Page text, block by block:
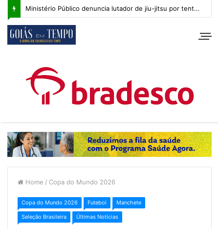
Ministério Público denuncia lutador de jiu-jitsu por tentativa de homicídio contra adolescente em Goiânia
Home / Copa do Mundo 2026
Copa do Mundo 2026 Futebol Manchete
Seleção Brasileira Últimas Notícias